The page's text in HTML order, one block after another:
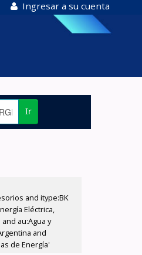
Ingresar a su cuenta
Ir
and itype:BK
Eléctrica,
au:Agua y
and
de Energía'